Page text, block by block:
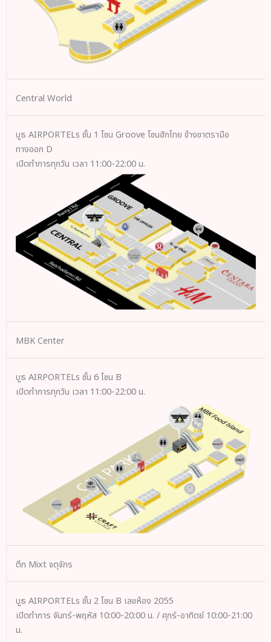
Central World
บูธ AIRPORTELs ชั้น 1 โซน Groove โซนฮักไทย ข้างชาตรามือ
ทางออก D
เปิดทำการทุกวัน เวลา 11:00-22:00 น.
MBK Center
บูธ AIRPORTELs ชั้น 6 โซน B
เปิดทำการทุกวัน เวลา 11:00-22:00 น.
ตึก Mixt จตุจักร
บูธ AIRPORTELs ชั้น 2 โซน B เลขห้อง 2055
เปิดทำการ จันทร์-พฤหัส 10:00-20:00 น. / ศุกร์-อาทิตย์ 10:00-21:00
น.